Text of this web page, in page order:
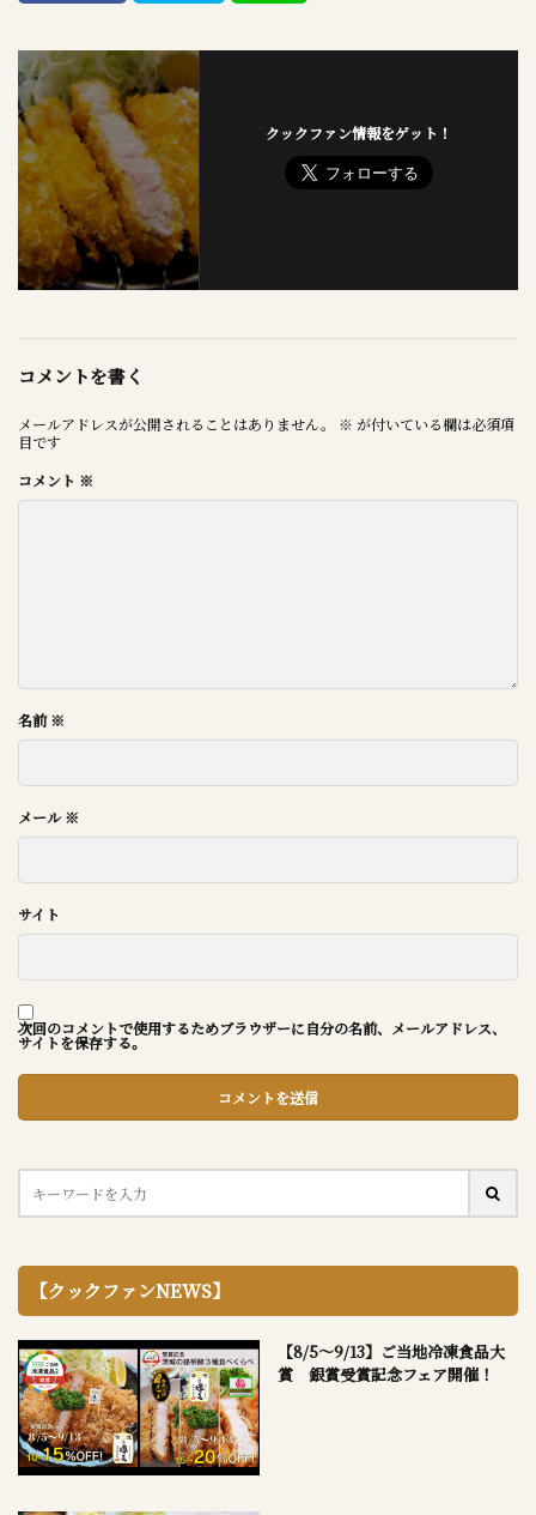
クックファン情報をゲット！
コメントを書く
メールアドレスが公開されることはありません。 ※ が付いている欄は必須項
目です
コメント ※
名前※
メール※
サイト
次回のコメントで使用するためブラウザーに自分の名前、メールアドレス、
サイトを保存する。
【クックファンNEWS】
【8/5～9/13】ご当地冷凍食品大
賞 銀賞受賞記念フェア開催！